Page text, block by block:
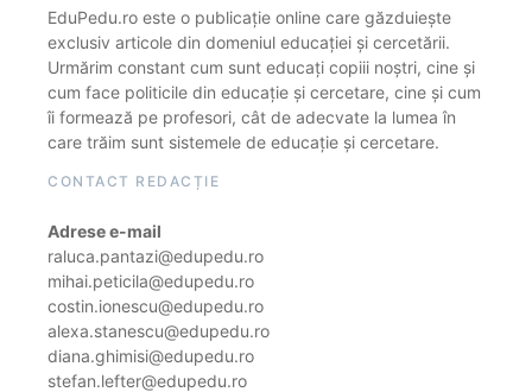
EduPedu.ro este o publicație online care găzduiește
exclusiv articole din domeniul educației și cercetării.
Urmărim constant cum sunt educați copiii noștri, cine și
cum face politicile din educație și cercetare, cine și cum
îi formează pe profesori, cât de adecvate la lumea în
care trăim sunt sistemele de educație și cercetare.
CONTACT REDACȚIE
Adrese e-mail
raluca.pantazi@edupedu.ro
mihai.peticila@edupedu.ro
costin.ionescu@edupedu.ro
alexa.stanescu@edupedu.ro
diana.ghimisi@edupedu.ro
stefan.lefter@edupedu.ro